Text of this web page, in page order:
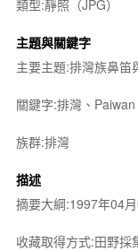
類型:靜照（JPG）
主題與關鍵字
主要主題:排灣族鼻笛
關鍵字:排灣、
族群:排灣
描述
摘要大綱:1997年04
收藏取得方式:田野採